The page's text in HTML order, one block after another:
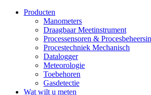
Producten
Manometers
Draagbaar Meetinstrument
Processensoren &
Procestechniek Mechanisch
Datalogger
Meteorologie
Toebehoren
Gasdetectie
Wat wilt u meten